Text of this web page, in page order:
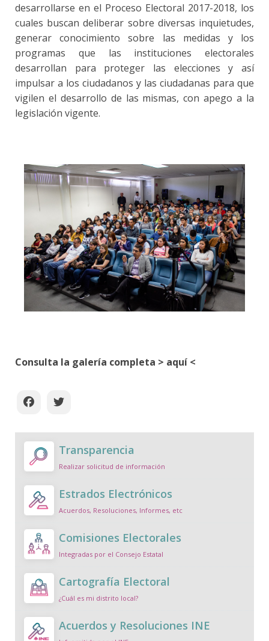
desarrollarse en el Proceso Electoral 2017-2018, los
cuales buscan deliberar sobre diversas inquietudes,
generar conocimiento sobre las medidas y los
programas que las instituciones electorales
desarrollan para proteger las elecciones y así
impulsar a los ciudadanos y las ciudadanas para que
vigilen el desarrollo de las mismas, con apego a la
legislación vigente.
Consulta la galería completa > aquí <
Transparencia
Realizar solicitud de información
Estrados Electrónicos
Acuerdos, Resoluciones, Informes, etc
Comisiones Electorales
Integradas por el Consejo Estatal
Cartografía Electoral
¿Cuál es mi distrito local?
Acuerdos y Resoluciones INE